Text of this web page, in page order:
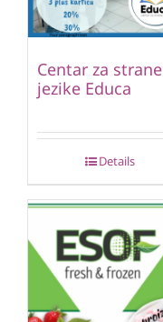
Centar za strane
jezike Educa
Details